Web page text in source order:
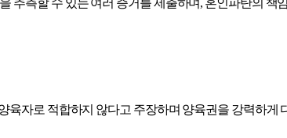
추측할 수 있는 여러 증거를 제출하며, 혼인파탄의 책
육자로 적합하지 않다고 주장하며 양육권을 강력하게